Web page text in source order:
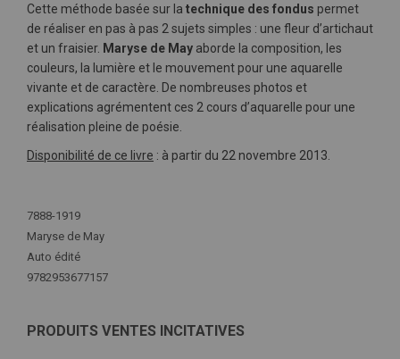
Cette méthode basée sur la technique des fondus permet
de réaliser en pas à pas 2 sujets simples : une fleur d’artichaut
et un fraisier. Maryse de May aborde la composition, les
couleurs, la lumière et le mouvement pour une aquarelle
vivante et de caractère. De nombreuses photos et
explications agrémentent ces 2 cours d’aquarelle pour une
réalisation pleine de poésie.
Disponibilité de ce livre : à partir du 22 novembre 2013.
d'infos
7888-1919
Maryse de May
Auto édité
9782953677157
PRODUITS VENTES INCITATIVES